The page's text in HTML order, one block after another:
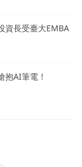
資長受臺大EMBA
抱AI筆電！